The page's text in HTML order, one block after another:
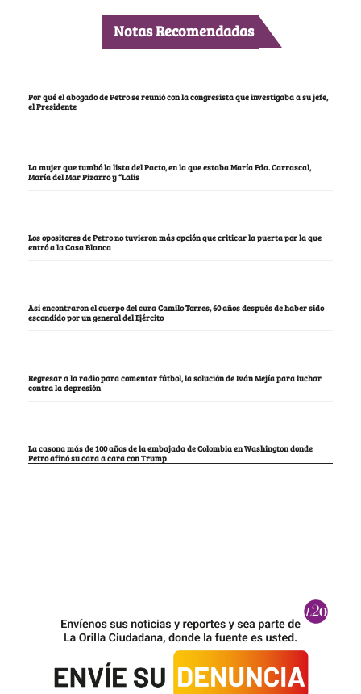
Notas Recomendadas
Por qué el abogado de Petro se reunió con la congresista que investigaba a su jefe,
el Presidente
La mujer que tumbó la lista del Pacto, en la que estaba María Fda. Carrascal,
María del Mar Pizarro y “Lalis
Los opositores de Petro no tuvieron más opción que criticar la puerta por la que
entró a la Casa Blanca
Así encontraron el cuerpo del cura Camilo Torres, 60 años después de haber sido
escondido por un general del Ejército
Regresar a la radio para comentar fútbol, la solución de Iván Mejía para luchar
contra la depresión
La casona más de 100 años de la embajada de Colombia en Washington donde
Petro afinó su cara a cara con Trump